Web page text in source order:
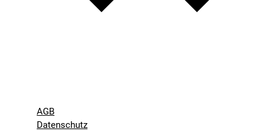
AGB
Datenschutz